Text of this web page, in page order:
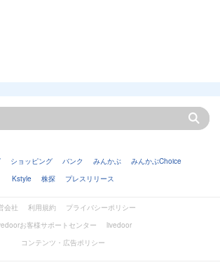
ショッピング バンク みんかぶ
みんかぶChoice
Kstyle
株探 プレスリリース
会社 利用規約
プライバシーポリシー
お客様サポートセンター
livedoor
コンテンツ・広告ポリシー